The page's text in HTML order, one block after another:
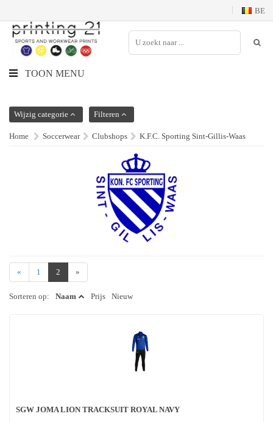
BE
TOON MENU
Wijzig categorie Filteren
Home Soccerwear Clubshops K.F.C. Sporting Sint-Gillis-Waas
« 1 2 »
Sorteren op: Naam Prijs Nieuw
SGW JOMA LION TRACKSUIT ROYAL NAVY